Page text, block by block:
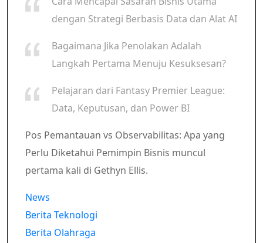
dengan Strategi Berbasis Data dan Alat AI
Bagaimana Jika Penolakan Adalah
Langkah Pertama Menuju Kesuksesan?
Pelajaran dari Fantasy Premier League:
Data, Keputusan, dan Power BI
Pos Pemantauan vs Observabilitas: Apa yang
Perlu Diketahui Pemimpin Bisnis muncul
pertama kali di Gethyn Ellis.
News
Berita Teknologi
Berita Olahraga